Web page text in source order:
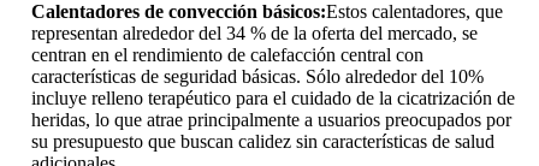
Calentadores de convección básicos:Estos calentadores, que
representan alrededor del 34 % de la oferta del mercado, se
centran en el rendimiento de calefacción central con
características de seguridad básicas. Sólo alrededor del 10%
incluye relleno terapéutico para el cuidado de la cicatrización de
heridas, lo que atrae principalmente a usuarios preocupados por
su presupuesto que buscan calidez sin características de salud